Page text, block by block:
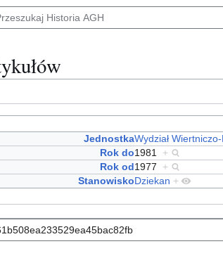
JednostkaWydział
Rok do1981
+
Rok od1977
+
StanowiskoDziekan +